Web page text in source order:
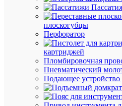
плоскогубцы
Перфоратор
картриджей
Пломбировочная
Пневматический
Подающее устройство